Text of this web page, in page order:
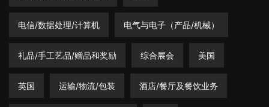
电信/数据处理/计算机 电气与电子（产品/机械）
礼品/手工艺品/赠品和奖励 综合展会 美国
英国 运输/物流/包装 酒店/餐厅及餐饮业务